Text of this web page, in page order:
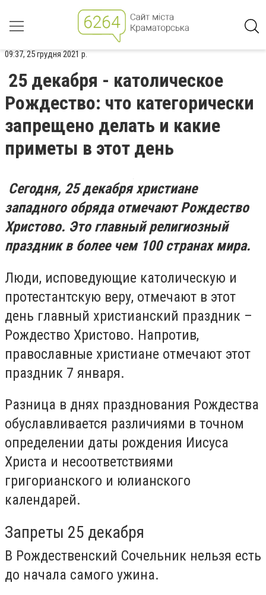
09:37, 25 грудня 2021 р.
25 декабря - католическое
Рождество: что категорически
запрещено делать и какие
приметы в этот день
Сегодня, 25 декабря христиане
западного обряда отмечают Рождество
Христово. Это главный религиозный
праздник в более чем 100 странах мира.
Люди, исповедующие католическую и
протестантскую веру, отмечают в этот
день главный христианский праздник –
Рождество Христово. Напротив,
православные христиане отмечают этот
праздник 7 января.
Разница в днях празднования Рождества
обуславливается различиями в точном
определении даты рождения Иисуса
Христа и несоответствиями
григорианского и юлианского
календарей.
Запреты 25 декабря
В Рождественский Сочельник нельзя есть
до начала самого ужина.